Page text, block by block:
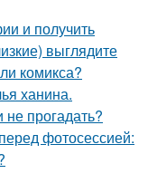
и получить
выглядите
комикса?
ханина.
прогадать?
фотосессией: